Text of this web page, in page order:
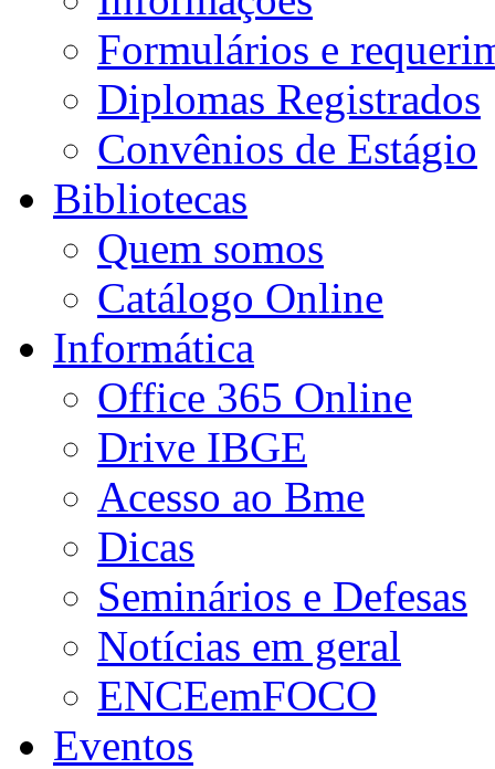
Formulários e
Diplomas Registrados
Convênios de Estágio
Bibliotecas
Quem somos
Catálogo Online
Informática
Office 365 Online
Drive IBGE
Acesso ao Bme
Dicas
Seminários e Defesas
Notícias em geral
ENCEemFOCO
Eventos